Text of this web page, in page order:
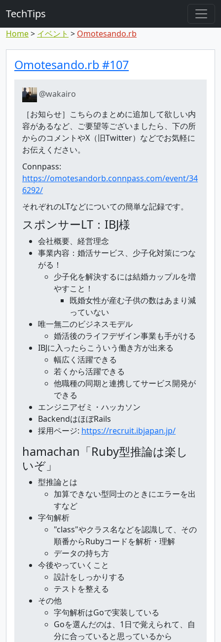
TechTips
Home イベント Omotesando.rb
対象のコメント
トピックと対象コメント
Omotesando.rb #107
@wakairo
［お知らせ］こちらのまとめに追加して欲しい内
容があるなど、ご要望等ございましたら、下の所
からのコメントやX（旧Twitter）などでお気軽に
お伝えください。
Connpass:
https://omotesandorb.connpass.com/event/34
6292/
それぞれのLTなどについての簡単な記録です。
スポンサーLT：IBJ様
会社概要、経営理念
事業内容：婚活サービス、少子化対策につな
がる！
少子化を解決するには結婚カップルを増
やすこと！
既婚女性が産む子供の数はあまり減
っていない
唯一無二のビジネスモデル
婚活後のライフデザイン事業も手がける
IBJに入ったらこういう働き方が出来る
幅広く活躍できる
若くから活躍できる
他職種の同期と連携してサービス開発が
できる
エンジニアゼミ・ハッカソン
BackendはほぼRails
採用ページ: https://recruit.ibjapan.jp/
hamachan「Ruby型推論は楽し
いぞ」
型推論とは
加算できない型同士のときにエラーを出
すなど
字句解析
"class"やクラス名などを認識して、その
順番からRubyコードを解析・理解
データの持ち方
今後やっていくこと
設計をしっかりする
テストを整える
その他
字句解析はGoで実装している
Goを選んだのは、1日で覚えられて、自
分に合っていると思っているから